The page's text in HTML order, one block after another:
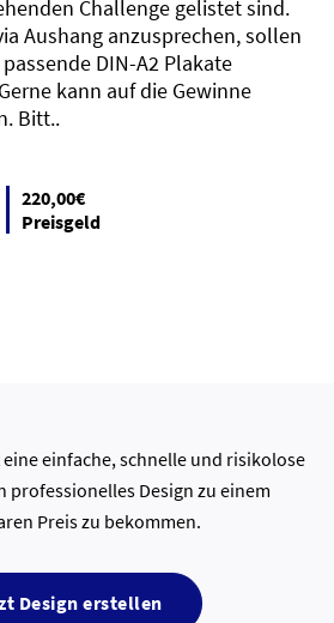
Challenge gelistet sind.
Aushang anzusprechen, sollen
DIN-A2 Plakate
kann auf die Gewinne
Bitt..
220,00€
Preisgeld
einfache, schnelle und risikolose
professionelles Design zu einem
Preis zu bekommen.
Design erstellen